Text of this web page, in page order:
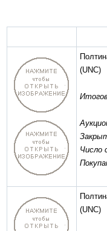
(UNC)
Число
(UNC)